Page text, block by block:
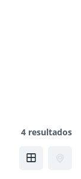
4 resultados